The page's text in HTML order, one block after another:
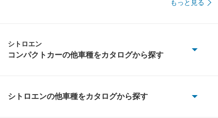
もっと見る
シトロエン
コンパクトカーの他車種をカタログから探す
C3
シトロエンの他車種をカタログから探す